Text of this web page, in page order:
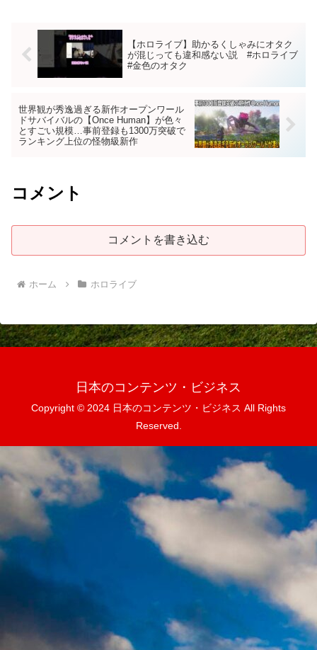
【ホロライブ】助かるくしゃみにオタク
が混じっても違和感ない説 #ホロライブ
#金色のオタク
世界観が秀逸過ぎる新作オープンワール
ドサバイバルの【Once Human】が色々
とすごい規模…事前登録も1300万突破で
ランキング上位の怪物級新作
コメント
コメントを書き込む
ホーム ホロライブ
日本のコンテンツ・ビジネス
Copyright © 2024 日本のコンテンツ・ビジネス All Rights
Reserved.